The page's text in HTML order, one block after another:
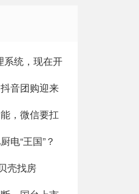
系统，现在开
音团购迎来
，微信要扛
电“王国”？
壳找房